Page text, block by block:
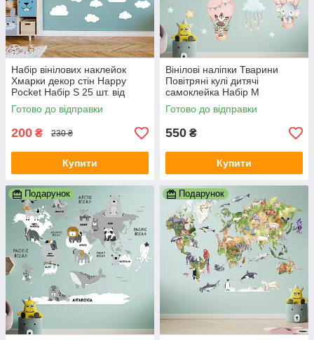
Набір вінілових наклейок
Хмарки декор стін Happy
Pocket Набір S 25 шт. від
85х55мм до 128х93мм білий
матовий
Готово до відправки
200 ₴ 230 ₴
Купити
Вінілові наліпки Тварини
Повітряні кулі дитячі
самоклейка Набір M
1100х500 мм матова Happy
Pocket
Готово до відправки
550 ₴
Купити
Подарунок Подарунок